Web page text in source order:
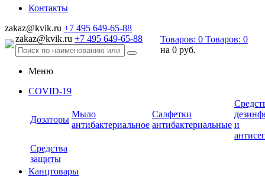
Контакты
zakaz@kvik.ru +7 495 649-65-88
zakaz@kvik.ru +7 495 649-65-88 Товаров: 0 Товаров: 0
на 0 руб.
Меню
COVID-19
Дозаторы
Мыло
антибактериальное
Салфетки
антибактериальные и
Средства
защиты
Канцтовары